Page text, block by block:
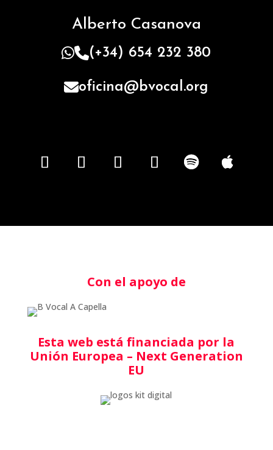
Alberto Casanova
(+34) 654 232 380
oficina@bvocal.org
Con el apoyo de
Esta web está financiada por la
Unión Europea – Next Generation
EU